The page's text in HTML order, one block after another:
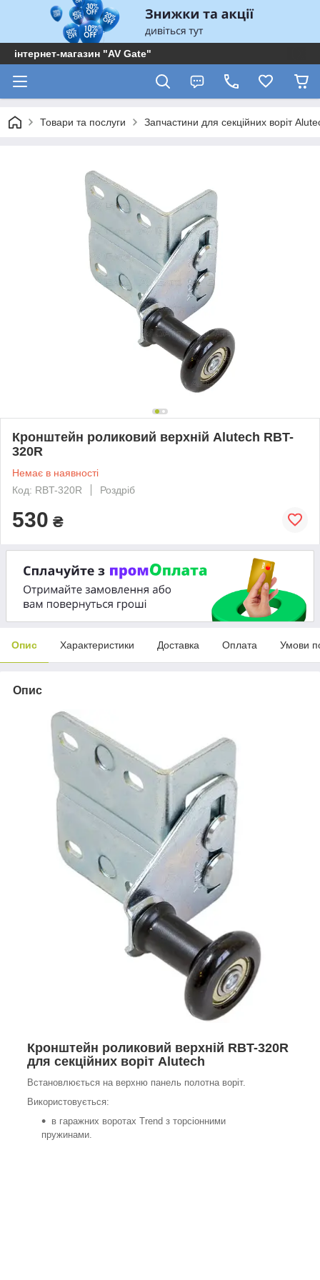
інтернет-магазин "AV Gate"
Товари та послуги Запчастини для секційних воріт
Кронштейн роликовий верхній Alutech RBT-
320R
Немає в наявності
Код: RBT-320R
Роздріб
530 ₴
Опис Характеристики Доставка Оплата Умови
Опис
Кронштейн роликовий верхній RBT-320R
для секційних воріт Alutech
Встановлюється на верхню панель полотна воріт.
Використовується:
в гаражних воротах Trend з торсіонними
пружинами.